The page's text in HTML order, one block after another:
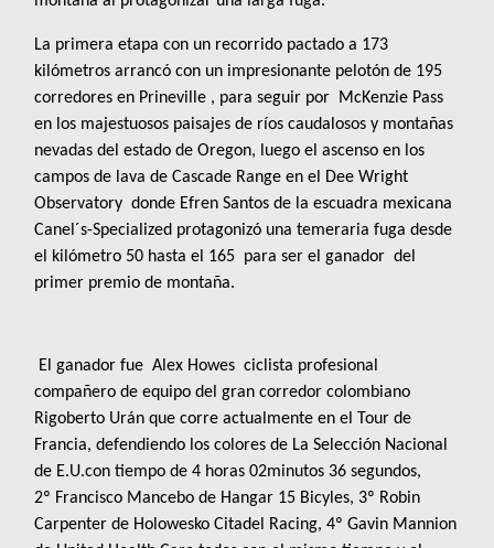
La primera etapa con un recorrido pactado a 173
kilómetros arrancó con un impresionante pelotón de 195
corredores en Prineville , para seguir por McKenzie Pass
en los majestuosos paisajes de ríos caudalosos y montañas
nevadas del estado de Oregon, luego el ascenso en los
campos de lava de Cascade Range en el Dee Wright
Observatory donde Efren Santos de la escuadra mexicana
Canel´s-Specialized protagonizó una temeraria fuga desde
el kilómetro 50 hasta el 165 para ser el ganador del
primer premio de montaña.
El ganador fue Alex Howes ciclista profesional
compañero de equipo del gran corredor colombiano
Rigoberto Urán que corre actualmente en el Tour de
Francia, defendiendo los colores de La Selección Nacional
de E.U.con tiempo de 4 horas 02minutos 36 segundos,
2º Francisco Mancebo de Hangar 15 Bicyles, 3º Robin
Carpenter de Holowesko Citadel Racing, 4º Gavin Mannion